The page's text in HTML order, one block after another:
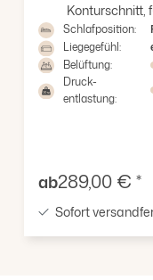
Konturschnitt,
Schlafposition:
Liegegefühl:
Belüftung:
Druck-
entlastung:
Verkaufspreis:
ab289,00 € *
Sofort